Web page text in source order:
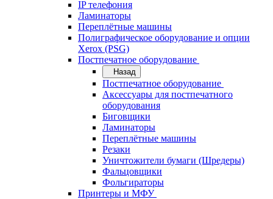
IP телефония
Ламинаторы
Переплётные машины
Полиграфическое оборудование и опции
Xerox (PSG)
Постпечатное оборудование
Назад
Постпечатное оборудование
Аксессуары для постпечатного
оборудования
Биговщики
Ламинаторы
Переплётные машины
Резаки
Уничтожители бумаги (Шредеры)
Фальцовщики
Фольгираторы
Принтеры и МФУ